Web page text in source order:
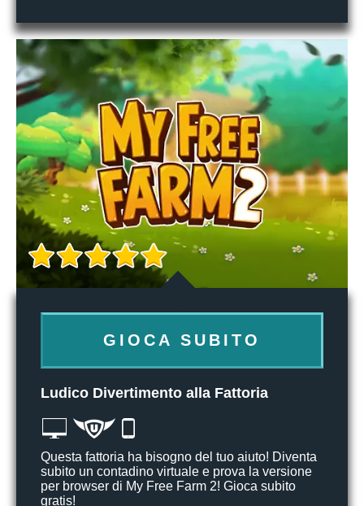
GIOCA SUBITO
Ludico Divertimento alla Fattoria
Questa fattoria ha bisogno del tuo aiuto! Diventa
subito un contadino virtuale e prova la versione
per browser di My Free Farm 2! Gioca subito
gratis!